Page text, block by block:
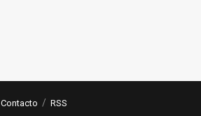
Contacto RSS